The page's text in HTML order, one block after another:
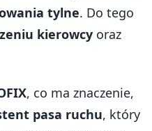
tylne. Do tego
kierowcy oraz
, co ma znaczenie,
pasa ruchu, który